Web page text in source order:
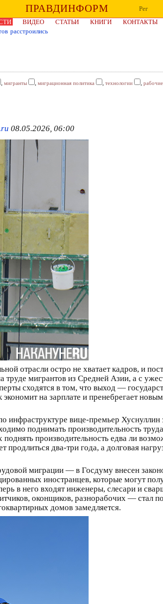
ПРАВДИНФОРМ
Рег
ВИДЕО СТАТЬИ КНИГИ КОНТАКТЫ
расстроились
, мигранты , миграционная политика , технологии , рабочие
08.05.2026, 06:00
отрасли остро не хватает кадров, и
труде мигрантов из Средней Азии, а с
сходятся в том, что выход —
на зарплате и пренебрегает
инфраструктуре вице-премьер Хуснуллин
поднимать производительность
поднять производительность едва ли
продлиться два-три года, а долговая
миграции — в Госдуму внесен
иностранцев, которые могут
в него входят инженеры, слесари и
оконщиков, разнорабочих — стал
домов замедляется.